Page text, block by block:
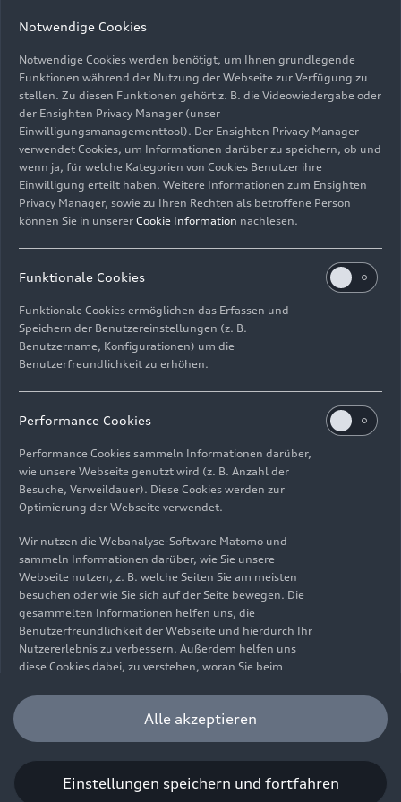
Audi hat den Auto Union Lucca anhand von historischen
Fotos und zahlreichen weiteren Archivdokumenten von
Crosthwaite & Gardiner aufbauen lassen. Die englischen
Restaurationsspezialisten haben das Projekt nach gut
dreijähriger Bauzeit Anfang 2026 fertig gestellt.
Bild-Nr: A260933 · Copyright: AUDI AG
Rechte: Verwendung für Pressezwecke honorarfrei
ImpressumRechtliches
Hinweisgebersystem
Informationen zur BarrierefreiheitKontakt
© 2026 AUDI AG. Alle Rechte vorbehalten.
EN
Die Angaben zu Kraftstoffverbrauch, Stromverbrauch, CO₂-
Emissionen und elektrischer Reichweite wurden nach dem
gesetzlich vorgeschriebenen Messverfahren „Worldwide
Harmonized Light Vehicles Test Procedure“ (WLTP) gemäß
Verordnung (EG) 715/2007 ermittelt. Zusatzausstattungen und
Zubehör (Anbauteile, Reifenformat usw.) können relevante
Aerodynamik verändern und neben Witterungs- und
Verkehrsbedingungen sowie dem individuellen Fahrverhalten den
Sie unter www.audi.de/wltp.
Notwendige Cookies
Notwendige Cookies werden benötigt, um Ihnen grundlegende
Funktionen während der Nutzung der Webseite zur Verfügung zu
stellen. Zu diesen Funktionen gehört z. B. die Videowiedergabe oder
der Ensighten Privacy Manager (unser
Einwilligungsmanagementtool). Der Ensighten Privacy Manager
verwendet Cookies, um Informationen darüber zu speichern, ob und
wenn ja, für welche Kategorien von Cookies Benutzer ihre
Einwilligung erteilt haben. Weitere Informationen zum Ensighten
Privacy Manager, sowie zu Ihren Rechten als betroffene Person
können Sie in unserer Cookie Information nachlesen.
Funktionale Cookies
Funktionale Cookies ermöglichen das Erfassen und
Speichern der Benutzereinstellungen (z. B.
Benutzername, Konfigurationen) um die
Benutzerfreundlichkeit zu erhöhen.
Performance Cookies
Performance Cookies sammeln Informationen darüber,
wie unsere Webseite genutzt wird (z. B. Anzahl der
Besuche, Verweildauer). Diese Cookies werden zur
Optimierung der Webseite verwendet.
Wir nutzen die Webanalyse-Software Matomo und
sammeln Informationen darüber, wie Sie unsere
Webseite nutzen, z. B. welche Seiten Sie am meisten
besuchen oder wie Sie sich auf der Seite bewegen. Die
gesammelten Informationen helfen uns, die
Benutzerfreundlichkeit der Webseite und hierdurch Ihr
Nutzererlebnis zu verbessern. Außerdem helfen uns
diese Cookies dabei, zu verstehen, woran Sie beim
unser Angebot optimieren können. Bitte beachten Sie,
dass Sie Ihre Einwilligung bezüglich der Platzierung von
Performance Cookies jederzeit widerrufen können.
Cookie Information.
Alle akzeptieren
Einstellungen speichern und fortfahren